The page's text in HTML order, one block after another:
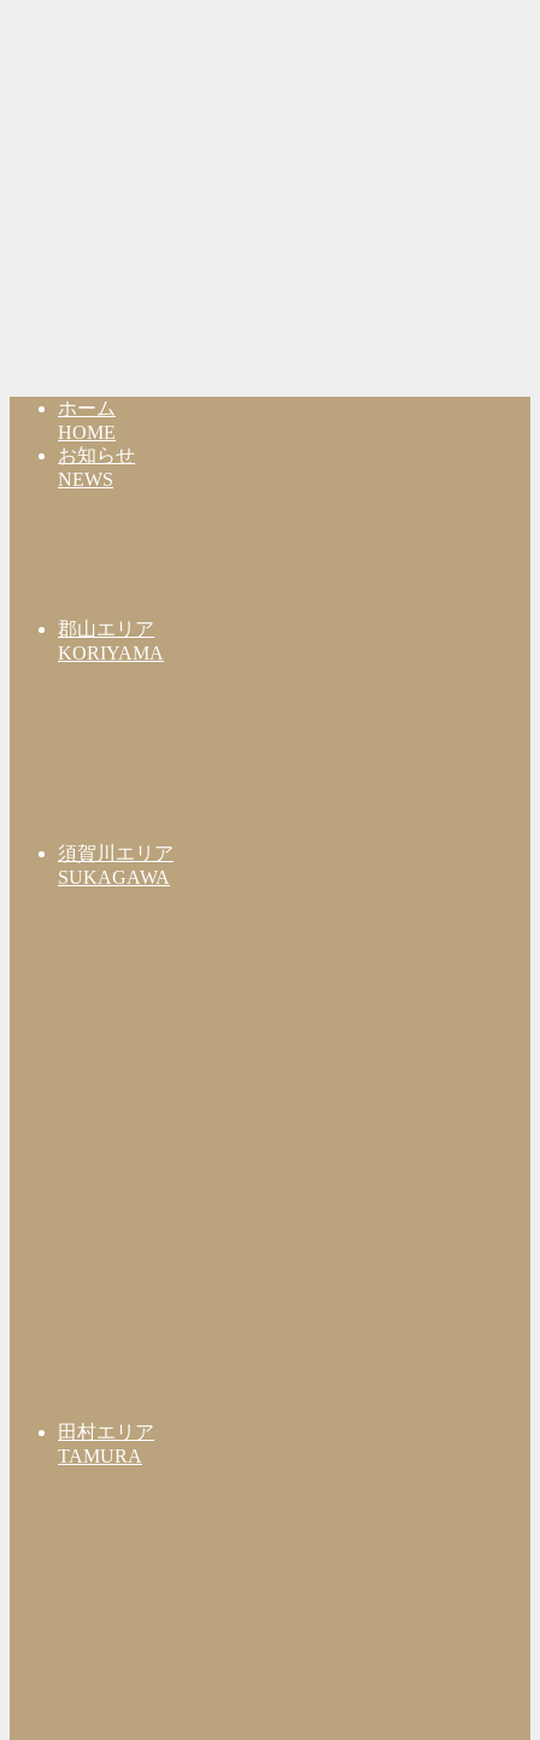
ホーム
HOME
お知らせ
NEWS
郡山エリア
KORIYAMA
須賀川エリア
SUKAGAWA
田村エリア
TAMURA